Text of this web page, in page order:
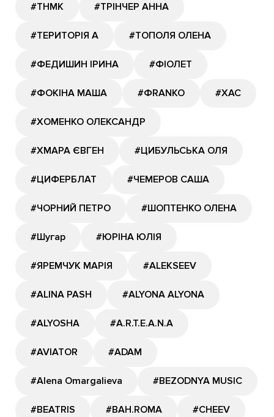
#ТНМК #ТРІНЧЕР АННА
#ТЕРИТОРІЯ А #ТОПОЛЯ ОЛЕНА
#ФЕДИШИН ІРИНА #ФІОЛЕТ
#ФОКІНА МАША #ФRANKO #ХАС
#ХОМЕНКО ОЛЕКСАНДР
#ХМАРА ЄВГЕН #ЦИБУЛЬСЬКА ОЛЯ
#ЦИФЕРБЛАТ #ЧЕМЕРОВ САША
#ЧОРНИЙ ПЕТРО #ШОПТЕНКО ОЛЕНА
#Шугар #ЮРІНА ЮЛІЯ
#ЯРЕМЧУК МАРІЯ #ALEKSEEV
#ALINA PASH #ALYONA ALYONA
#ALYOSHA #A.R.T.E.A.N.A
#AVIATOR #ADAM
#Alena Omargalieva #BEZODNYA MUSIC
#BEATRIS #BAH.ROMA #CHEEV